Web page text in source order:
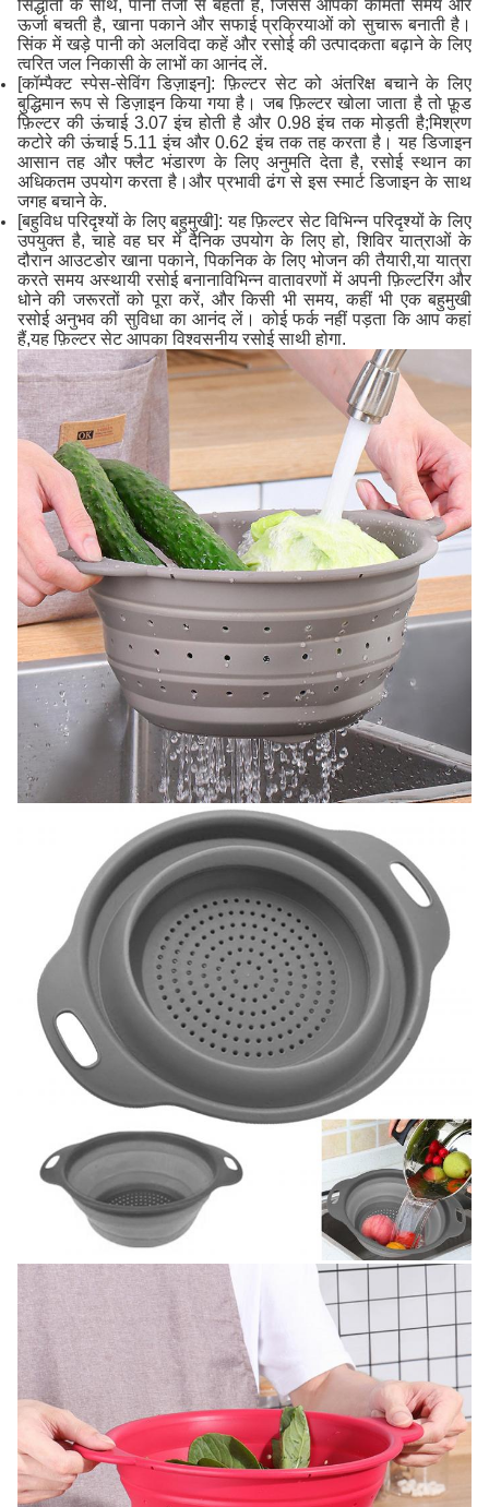
सिद्धांतों के साथ, पानी तेजी से बहता है, जिससे आपका कीमती समय और
ऊर्जा बचती है, खाना पकाने और सफाई प्रक्रियाओं को सुचारू बनाती है।
सिंक में खड़े पानी को अलविदा कहें और रसोई की उत्पादकता बढ़ाने के लिए
त्वरित जल निकासी के लाभों का आनंद लें.
[कॉम्पैक्ट स्पेस-सेविंग डिज़ाइन]: फ़िल्टर सेट को अंतरिक्ष बचाने के लिए
बुद्धिमान रूप से डिज़ाइन किया गया है। जब फ़िल्टर खोला जाता है तो फ़ूड
फ़िल्टर की ऊंचाई 3.07 इंच होती है और 0.98 इंच तक मोड़ती है;मिश्रण
कटोरे की ऊंचाई 5.11 इंच और 0.62 इंच तक तह करता है। यह डिजाइन
आसान तह और फ्लैट भंडारण के लिए अनुमति देता है, रसोई स्थान का
अधिकतम उपयोग करता है।और प्रभावी ढंग से इस स्मार्ट डिजाइन के साथ
जगह बचाने के.
[बहुविध परिदृश्यों के लिए बहुमुखी]: यह फ़िल्टर सेट विभिन्न परिदृश्यों के लिए
उपयुक्त है, चाहे वह घर में दैनिक उपयोग के लिए हो, शिविर यात्राओं के
दौरान आउटडोर खाना पकाने, पिकनिक के लिए भोजन की तैयारी,या यात्रा
करते समय अस्थायी रसोई बनानाविभिन्न वातावरणों में अपनी फ़िल्टरिंग और
धोने की जरूरतों को पूरा करें, और किसी भी समय, कहीं भी एक बहुमुखी
रसोई अनुभव की सुविधा का आनंद लें। कोई फर्क नहीं पड़ता कि आप कहां
हैं,यह फ़िल्टर सेट आपका विश्वसनीय रसोई साथी होगा.